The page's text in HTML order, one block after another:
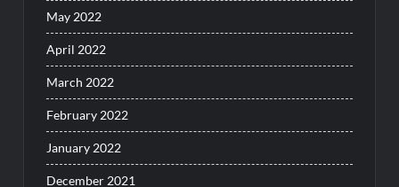
May 2022
April 2022
March 2022
February 2022
January 2022
December 2021